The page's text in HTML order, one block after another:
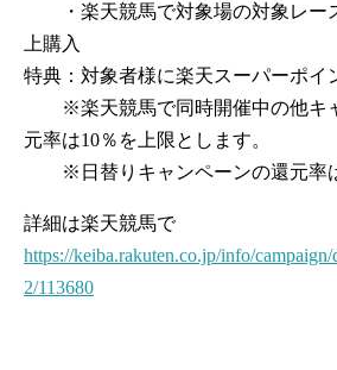
・楽天競馬で対象場の対象レー
上購入
特典：対象者様に楽天スーパーポイ
※楽天競馬で同時開催中の他キ
元率は10％を上限とします。
※日替りキャンペーンの還元率は
詳細は楽天競馬で
https://keiba.rakuten.co.jp/info/
2/113680